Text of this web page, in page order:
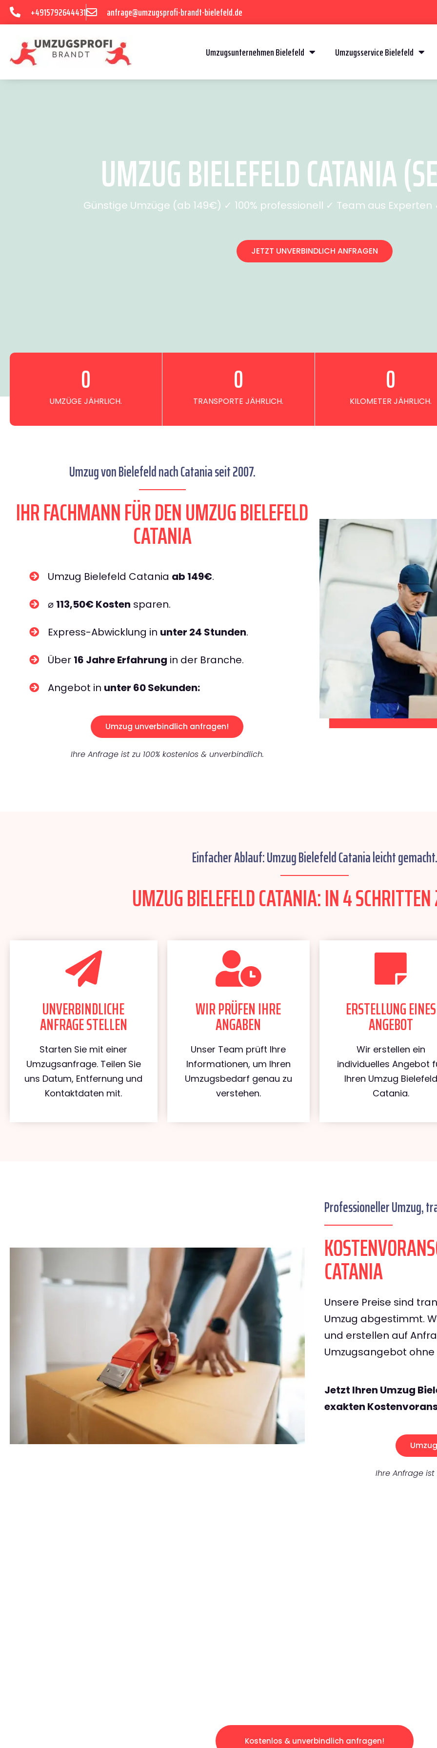
+4915792644431 anfrage@umzugsprofi-brandt-bielefeld.de
Umzugsunternehmen Bielefeld Umzugsservice Bielefeld
UMZUG BIELEFELD CATANIA
Günstige Umzüge (ab 149€) ✓ 100% professionell ✓ Team aus
JETZT UNVERBINDLICH ANFRAGEN
UMZÜGE JÄHRLICH.
0
TRANSPORTE JÄHRLICH.
0
KILOMETER JÄHRLICH.
0
Umzug von Bielefeld nach Catania seit 2007.
IHR FACHMANN FÜR DEN UMZUG BIELEFELD
CATANIA
Umzug Bielefeld Catania ab 149€.
⌀ 113,50€ Kosten sparen.
Express-Abwicklung in unter 24 Stunden.
Über 16 Jahre Erfahrung in der Branche.
Angebot in unter 60 Sekunden:
Umzug unverbindlich anfragen!
Ihre Anfrage ist zu 100% kostenlos & unverbindlich.
Einfacher Ablauf: Umzug Bielefeld Catania leicht gemacht.
UMZUG BIELEFELD CATANIA: IN 4
UNVERBINDLICHE
ANFRAGE STELLEN
Starten Sie mit einer
Umzugsanfrage. Teilen Sie
uns Datum, Entfernung und
Kontaktdaten mit.
WIR PRÜFEN IHRE
ANGABEN
Unser Team prüft Ihre
Informationen, um Ihren
Umzugsbedarf genau zu
verstehen.
ERSTELLUNG EINES
ANGEBOT
Wir erstellen ein
individuelles Angebot
Ihren Umzug Bielefeld
Catania.
Professioneller Umzug,
CATANIA
Unsere Preise sind
Umzug abgestimmt.
und erstellen auf
Umzugsangebot
Jetzt Ihren Umzug
exakten
Ihre Anfrage ist
Kostenlos & unverbindlich anfragen!